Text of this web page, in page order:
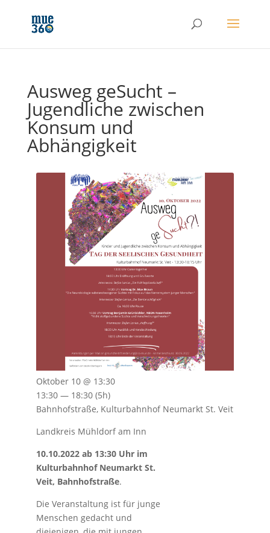
Ausweg geSucht –
Jugendliche zwischen
Konsum und
Abhängigkeit
10.10.2022 ab 13:30 Uhr im
Kulturbahnhof Neumarkt St.
Veit, Bahnhofstraße.
Die Veranstaltung ist für junge
Menschen gedacht und
Oktober 10 @ 13:30
13:30 — 18:30 (5h)
Bahnhofstraße, Kulturbahnhof Neumarkt St. Veit
Landkreis Mühldorf am Inn